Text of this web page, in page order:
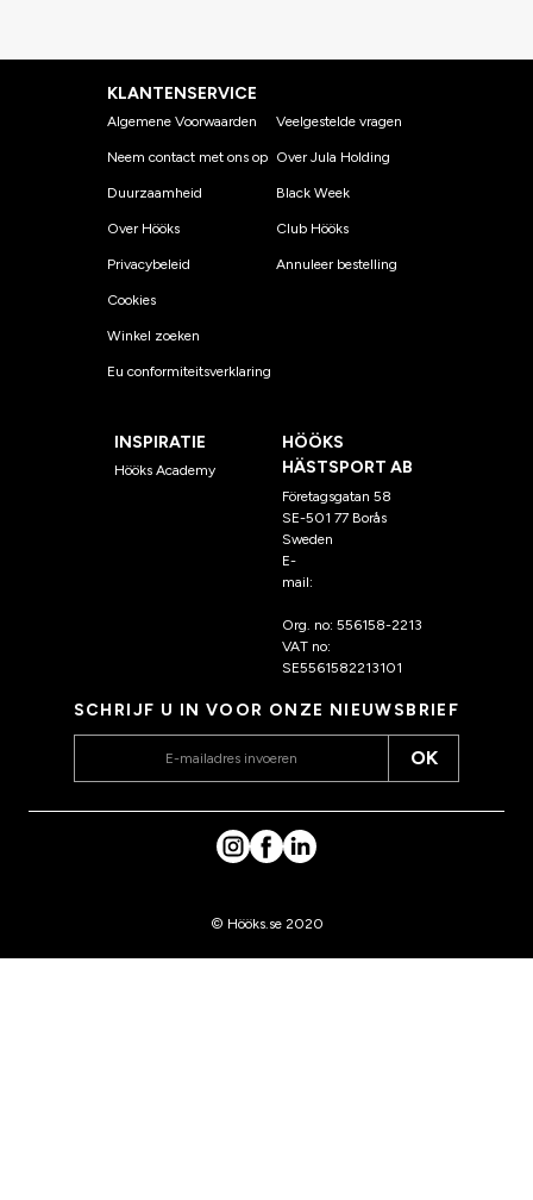
KLANTENSERVICE
Algemene Voorwaarden
Neem contact met ons op
Duurzaamheid
Over Hööks
Privacybeleid
Cookies
Winkel zoeken
Eu conformiteitsverklaring
Veelgestelde vragen
Over Jula Holding
Black Week
Club Hööks
Annuleer bestelling
INSPIRATIE
Hööks Academy
HÖÖKS
HÄSTSPORT AB
Företagsgatan 58
SE-501 77 Borås
Sweden
E-
mail:
Org. no: 556158-2213
VAT no:
SE5561582213101
SCHRIJF U IN VOOR ONZE NIEUWSBRIEF
OK
© Hööks.se 2020